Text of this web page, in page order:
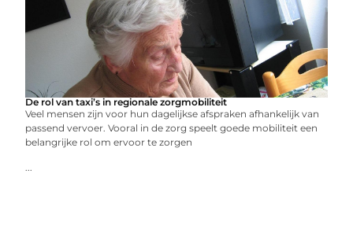
De rol van taxi’s in regionale zorgmobiliteit
Veel mensen zijn voor hun dagelijkse afspraken afhankelijk van
passend vervoer. Vooral in de zorg speelt goede mobiliteit een
belangrijke rol om ervoor te zorgen
...